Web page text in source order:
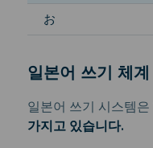
お
일본어 쓰기 체계
일본어 쓰기 시스템은
가지고 있습니다.